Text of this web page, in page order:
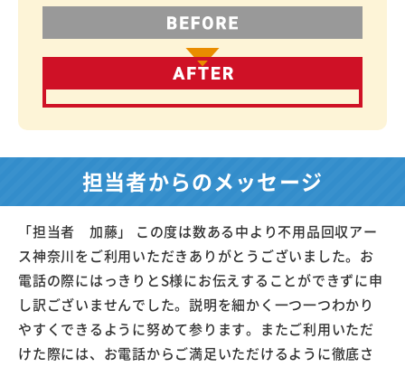
担当者からのメッセージ
「担当者 加藤」 この度は数ある中より不用品回収アー
ス神奈川をご利用いただきありがとうございました。お
電話の際にはっきりとS様にお伝えすることができずに申
し訳ございませんでした。説明を細かく一つ一つわかり
やすくできるように努めて参ります。またご利用いただ
けた際には、お電話からご満足いただけるように徹底さ